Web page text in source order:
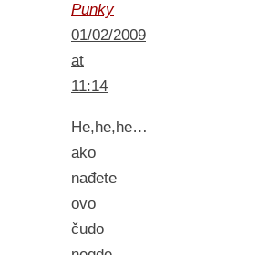
Punky
01/02/2009
at
11:14
He,he,he…
ako
nađete
ovo
čudo